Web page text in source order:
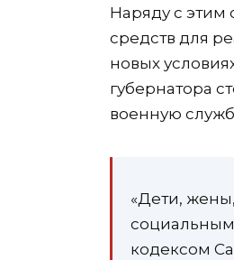
Наряду с этим
средств для
новых
губернатора
военную
«Дети,
социальным
кодексом